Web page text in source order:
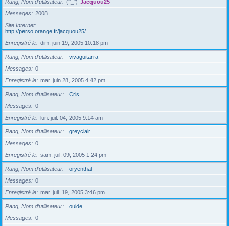
Rang, Nom d’utilisateur (°_°) Jacquou25
Messages
2008
Site Internet
http://perso.orange.fr/jacquou25/
Enregistré le
dim. juin 19, 2005 10:18 pm
Rang, Nom d’utilisateur
vivaguitarra
Messages
0
Enregistré le
mar. juin 28, 2005 4:42 pm
Rang, Nom d’utilisateur
Cris
Messages
0
Enregistré le
lun. juil. 04, 2005 9:14 am
Rang, Nom d’utilisateur
greyclair
Messages
0
Enregistré le
sam. juil. 09, 2005 1:24 pm
Rang, Nom d’utilisateur
oryenthal
Messages
0
Enregistré le
mar. juil. 19, 2005 3:46 pm
Rang, Nom d’utilisateur
ouide
Messages
0